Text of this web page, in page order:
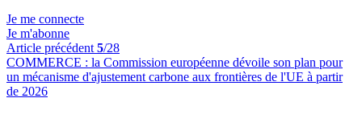
Je me connecte
Je m'abonne
Article précédent 5/28
COMMERCE : la Commission européenne dévoile son plan pour
un mécanisme d'ajustement carbone aux frontières de l'UE à partir
de 2026